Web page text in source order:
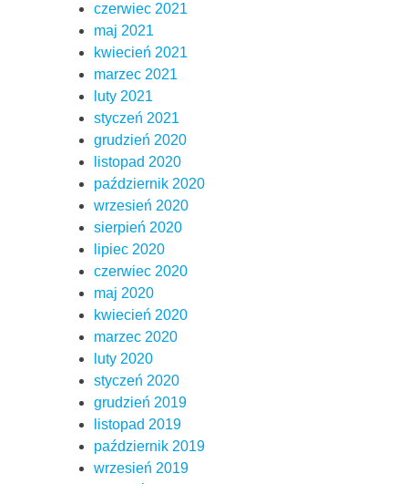
czerwiec 2021
maj 2021
kwiecień 2021
marzec 2021
luty 2021
styczeń 2021
grudzień 2020
listopad 2020
październik 2020
wrzesień 2020
sierpień 2020
lipiec 2020
czerwiec 2020
maj 2020
kwiecień 2020
marzec 2020
luty 2020
styczeń 2020
grudzień 2019
listopad 2019
październik 2019
wrzesień 2019